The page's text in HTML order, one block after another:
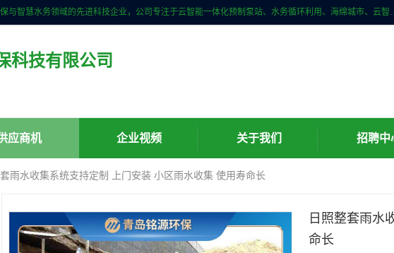
青岛铭源环保科技有限公司是一家专注于环保与智慧水务领域的先进科技企业，公司专注于云智能一体化预制泵站、水务循环利用
科技有限公司
应商机 企业视频 关于我们 招聘中
雨水收集系统支持定制 上门安装 小区雨水收集 使用寿命长
日照整套雨水
命长